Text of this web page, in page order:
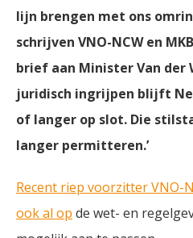
lijn brengen met ons
schrijven VNO-NCW en
brief aan Minister Van der
juridisch ingrijpen blijft
of langer op slot. Die
langer permitteren.’
Recent riep voorzitter VNO-
ook al op de wet- en